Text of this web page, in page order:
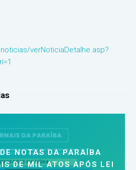
verNoticiaDetalhe.asp?
NOTAS DA PARAÍBA
DE MIL ATOS APÓS LEI